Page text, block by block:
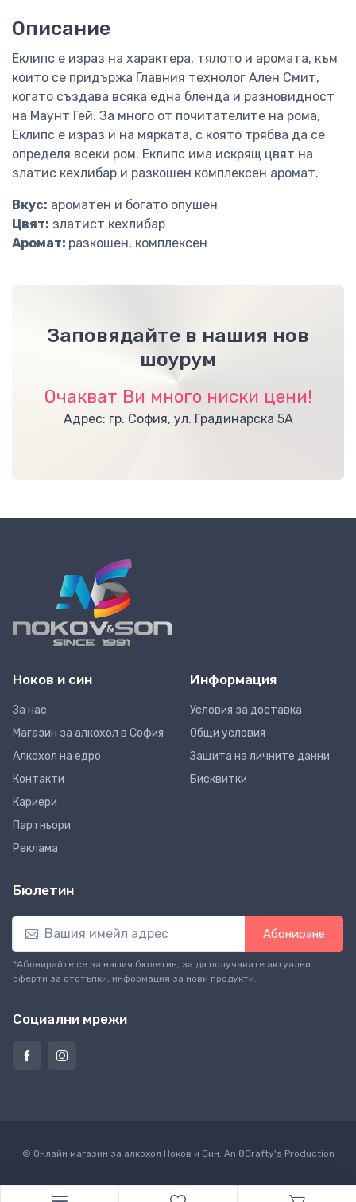
Описание
Еклипс е израз на характера, тялото и аромата, към
които се придържа Главния технолог Ален Смит,
когато създава всяка една бленда и разновидност
на Маунт Гей. За много от почитателите на рома,
Еклипс е израз и на мярката, с която трябва да се
определя всеки ром. Еклипс има искрящ цвят на
златис кехлибар и разкошен комплексен аромат.
Вкус: ароматен и богато опушен
Цвят: златист кехлибар
Аромат: разкошен, комплексен
Заповядайте в нашия нов
шоурум
Очакват Ви много ниски цени!
Адрес: гр. София, ул. Градинарска 5А
Ноков и син
За нас
Магазин за алкохол в София
Алкохол на едро
Контакти
Кариери
Партньори
Реклама
Информация
Условия за доставка
Общи условия
Защита на личните данни
Бисквитки
Бюлетин
Абониране
*Абонирайте се за нашия бюлетин, за да получавате актуални
оферти за отстъпки, информация за нови продукти.
Социални мрежи
© Онлайн магазин за алкохол Ноков и Син. An 8Crafty's Production